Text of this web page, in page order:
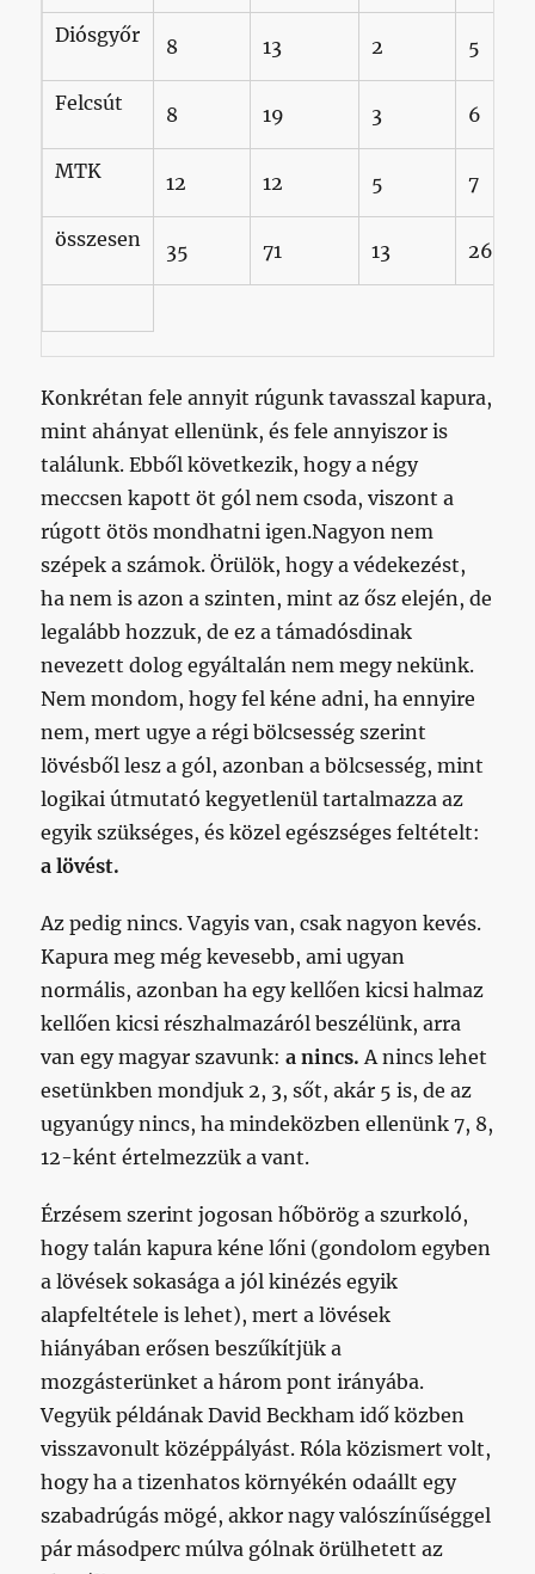
Diósgyőr 8 13 2 5
Felcsút 8 19 3 6
MTK 12 12 5 7
összesen 35 71 13 26
Konkrétan fele annyit rúgunk tavasszal kapura,
mint ahányat ellenünk, és fele annyiszor is
találunk. Ebből következik, hogy a négy
meccsen kapott öt gól nem csoda, viszont a
rúgott ötös mondhatni igen.Nagyon nem
szépek a számok. Örülök, hogy a védekezést,
ha nem is azon a szinten, mint az ősz elején, de
legalább hozzuk, de ez a támadósdinak
nevezett dolog egyáltalán nem megy nekünk.
Nem mondom, hogy fel kéne adni, ha ennyire
nem, mert ugye a régi bölcsesség szerint
lövésből lesz a gól, azonban a bölcsesség, mint
logikai útmutató kegyetlenül tartalmazza az
egyik szükséges, és közel egészséges feltételt:
a lövést.
Az pedig nincs. Vagyis van, csak nagyon kevés.
Kapura meg még kevesebb, ami ugyan
normális, azonban ha egy kellően kicsi halmaz
kellően kicsi részhalmazáról beszélünk, arra
van egy magyar szavunk:a nincs. A nincs lehet
esetünkben mondjuk 2, 3, sőt, akár 5 is, de az
ugyanúgy nincs, ha mindeközben ellenünk 7, 8,
12-ként értelmezzük a vant.
Érzésem szerint jogosan hőbörög a szurkoló,
hogy talán kapura kéne lőni (gondolom egyben
a lövések sokasága a jól kinézés egyik
alapfeltétele is lehet), mert a lövések
hiányában erősen beszűkítjük a
mozgásterünket a három pont irányába.
Vegyük példának David Beckham idő közben
visszavonult középpályást. Róla közismert volt,
hogy ha a tizenhatos környékén odaállt egy
szabadrúgás mögé, akkor nagy valószínűséggel
pár másodperc múlva gólnak örülhetett az